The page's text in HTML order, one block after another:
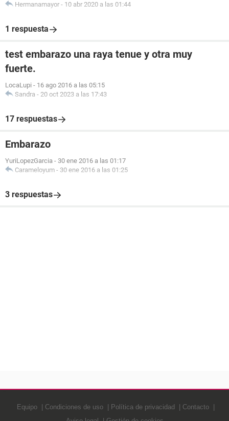
Hermanamayor - 10 abr 2020 a las 01:44
1 respuesta
test embarazo una raya tenue y otra muy
fuerte.
LocaLupi - 16 ago 2016 a las 05:15
Sandra - 20 oct 2023 a las 17:43
17 respuestas
Embarazo
YuriLopezGarcia - 30 ene 2016 a las 01:17
Carameloyum - 30 ene 2016 a las 01:25
3 respuestas
Equipo Condiciones de uso Política de privacidad
Contacto